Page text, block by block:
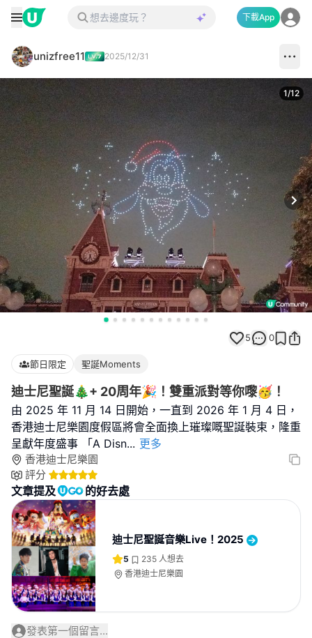
下載App
unizfree11 2025/12/31
1/12
5 0
節日限定 聖誕Moments
迪士尼聖誕🎄+ 20周年🎉！雙重派對等你嚟🥳！
由 2025 年 11 月 14 日開始，一直到 2026 年 1 月 4 日，
香港迪士尼樂園度假區將會全面換上璀璨嘅聖誕裝束，隆重
呈獻年度盛事 「A Disn... 更多
香港迪士尼樂園
評分
文章提及 的好去處
迪士尼聖誕音樂Live！2025
5 235 人想去
香港迪士尼樂園
發表第一個留言...